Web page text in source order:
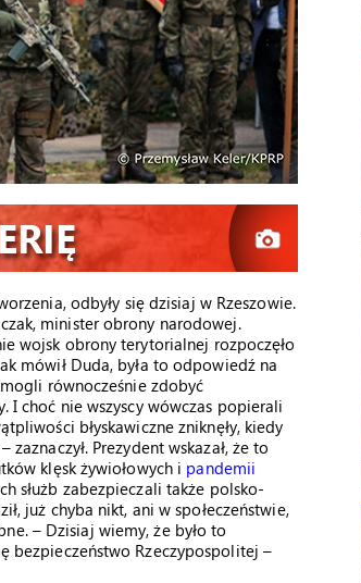
odbyły się dzisiaj w Rzeszowie.
minister obrony narodowej.
wojsk obrony terytorialnej rozpoczęło
mówił Duda, była to odpowiedź na
równocześnie zdobyć
choć nie wszyscy wówczas popierali
błyskawiczne zniknęły, kiedy
Prezydent wskazał, że to
klęsk żywiołowych i pandemii
służb zabezpieczali także polsko-
już chyba nikt, ani w społeczeństwie,
– Dzisiaj wiemy, że było to
bezpieczeństwo Rzeczypospolitej –